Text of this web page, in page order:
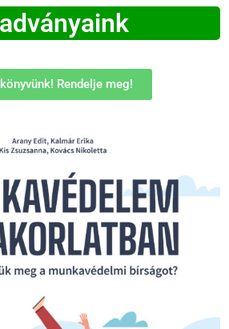
Rendelje meg!